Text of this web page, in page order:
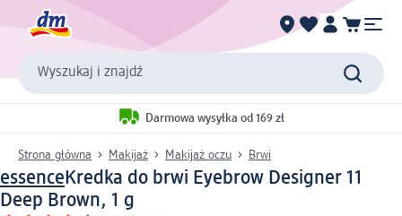
Wyszukaj i znajdź
Darmowa wysyłka od 169 zł
Strona główna Makijaż Makijaż oczu Brwi
essence Kredka do brwi Eyebrow Designer 11
Deep Brown, 1 g